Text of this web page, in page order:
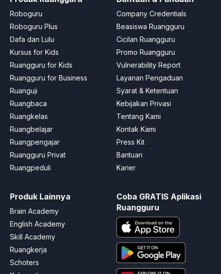
Roboguru
Roboguru Plus
Dafa dan Lulu
Kursus for Kids
Ruangguru for Kids
Ruangguru for Business
Ruanguji
Ruangbaca
Ruangkelas
Ruangbelajar
Ruangpengajar
Ruangguru Privat
Ruangpeduli
Company Credentials
Beasiswa Ruangguru
Cicilan Ruangguru
Promo Ruangguru
Vulnerability Report
Layanan Pengaduan
Syarat & Ketentuan
Kebijakan Privasi
Tentang Kami
Kontak Kami
Press Kit
Bantuan
Karier
Produk Lainnya
Brain Academy
English Academy
Skill Academy
Ruangkerja
Schoters
Coba GRATIS Aplikasi
Ruangguru